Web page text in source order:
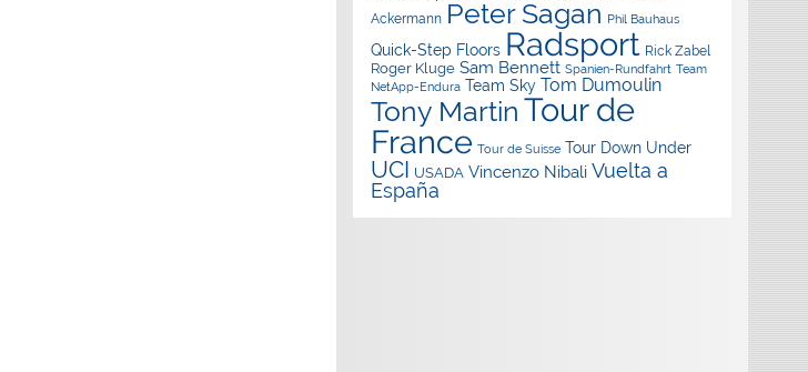
Ackermann Peter Sagan Phil Bauhaus
Quick-Step Floors Radsport Rick Zabel
Roger Kluge Sam Bennett Spanien-Rundfahrt Team
NetApp-Endura Team Sky Tom Dumoulin
Tony Martin Tour de
France Tour de Suisse Tour Down Under
UCI USADA Vincenzo Nibali Vuelta a
España